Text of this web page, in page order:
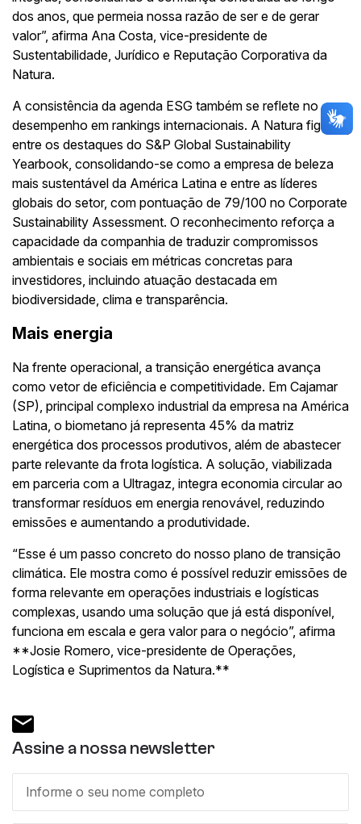
dos anos, que permeia nossa razão de ser e de gerar
valor”, afirma Ana Costa, vice-presidente de
Sustentabilidade, Jurídico e Reputação Corporativa da
Natura.
A consistência da agenda ESG também se reflete no
desempenho em rankings internacionais. A Natura figura
entre os destaques do S&P Global Sustainability
Yearbook, consolidando-se como a empresa de beleza
mais sustentável da América Latina e entre as líderes
globais do setor, com pontuação de 79/100 no Corporate
Sustainability Assessment. O reconhecimento reforça a
capacidade da companhia de traduzir compromissos
ambientais e sociais em métricas concretas para
investidores, incluindo atuação destacada em
biodiversidade, clima e transparência.
Mais energia
Na frente operacional, a transição energética avança
como vetor de eficiência e competitividade. Em Cajamar
(SP), principal complexo industrial da empresa na América
Latina, o biometano já representa 45% da matriz
energética dos processos produtivos, além de abastecer
parte relevante da frota logística. A solução, viabilizada
em parceria com a Ultragaz, integra economia circular ao
transformar resíduos em energia renovável, reduzindo
emissões e aumentando a produtividade.
“Esse é um passo concreto do nosso plano de transição
climática. Ele mostra como é possível reduzir emissões de
forma relevante em operações industriais e logísticas
complexas, usando uma solução que já está disponível,
funciona em escala e gera valor para o negócio”, afirma
**Josie Romero, vice-presidente de Operações,
Logística e Suprimentos da Natura.**
Assine a nossa newsletter